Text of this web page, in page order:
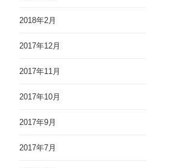
2018年2月
2017年12月
2017年11月
2017年10月
2017年9月
2017年7月